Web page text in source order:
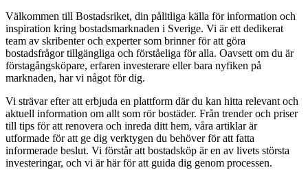
Välkommen till Bostadsriket, din pålitliga källa för information och
inspiration kring bostadsmarknaden i Sverige. Vi är ett dedikerat
team av skribenter och experter som brinner för att göra
bostadsfrågor tillgängliga och förståeliga för alla. Oavsett om du är
förstagångsköpare, erfaren investerare eller bara nyfiken på
marknaden, har vi något för dig.
Vi strävar efter att erbjuda en plattform där du kan hitta relevant och
aktuell information om allt som rör bostäder. Från trender och priser
till tips för att renovera och inreda ditt hem, våra artiklar är
utformade för att ge dig verktygen du behöver för att fatta
informerade beslut. Vi förstår att bostadsköp är en av livets största
investeringar, och vi är här för att guida dig genom processen.